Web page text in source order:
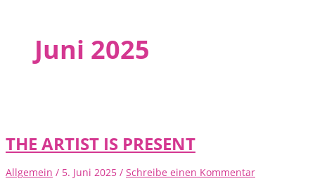
Juni 2025
THE ARTIST IS PRESENT
Allgemein / 5. Juni 2025 / Schreibe einen Kommentar